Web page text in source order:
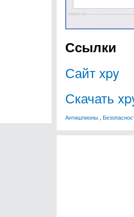
Ссылки
Сайт xpy
Скачать
Антишпионы ,